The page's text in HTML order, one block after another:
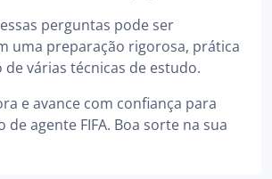
perguntas pode ser
uma preparação rigorosa, prática
de várias técnicas de estudo.
e avance com confiança para
de agente FIFA. Boa sorte na sua